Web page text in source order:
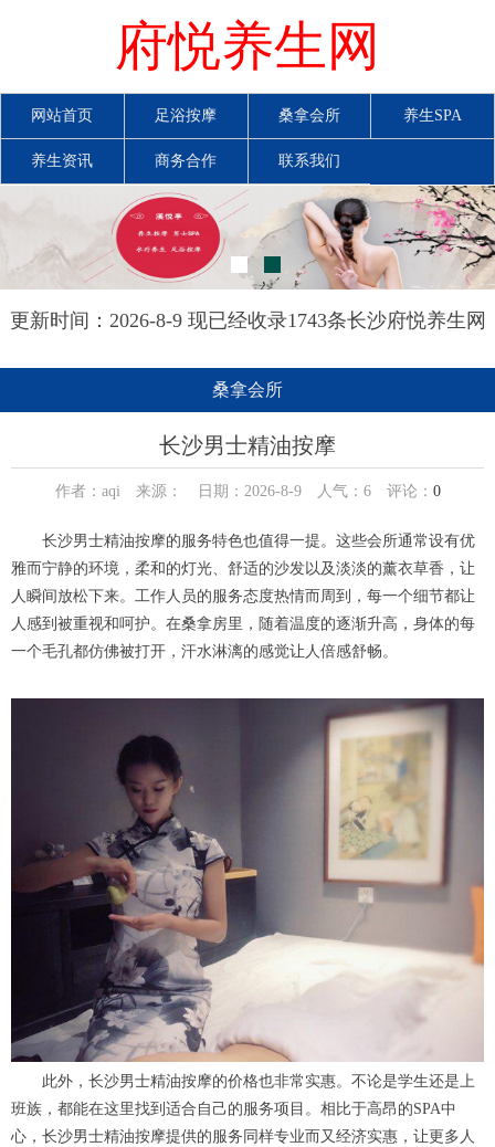
府悦养生网
网站首页 足浴按摩 桑拿会所 养生SPA
养生资讯 商务合作 联系我们
更新时间：2026-8-9 现已经收录1743条长沙府悦养生网
桑拿会所
长沙男士精油按摩
作者：aqi 来源： 日期：2026-8-9 人气： 6评论： 0
长沙男士精油按摩的服务特色也值得一提。这些会所通常设有优
雅而宁静的环境，柔和的灯光、舒适的沙发以及淡淡的薰衣草香，让
人瞬间放松下来。工作人员的服务态度热情而周到，每一个细节都让
人感到被重视和呵护。在桑拿房里，随着温度的逐渐升高，身体的每
一个毛孔都仿佛被打开，汗水淋漓的感觉让人倍感舒畅。
此外，长沙男士精油按摩的价格也非常实惠。不论是学生还是上
班族，都能在这里找到适合自己的服务项目。相比于高昂的SPA中
心，长沙男士精油按摩提供的服务同样专业而又经济实惠，让更多人